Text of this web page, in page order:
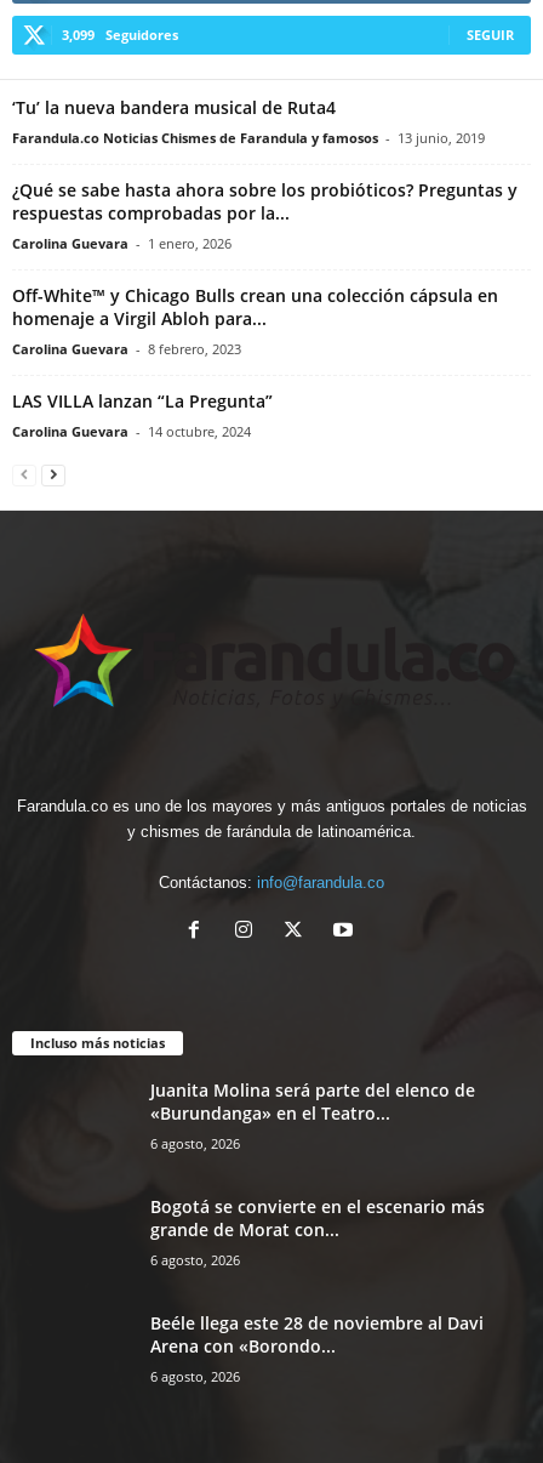
3,099 Seguidores SEGUIR
‘Tu’ la nueva bandera musical de Ruta4
Farandula.co Noticias Chismes de Farandula y famosos - 13 junio, 2019
¿Qué se sabe hasta ahora sobre los probióticos? Preguntas y
respuestas comprobadas por la...
Carolina Guevara - 1 enero, 2026
Off-White™ y Chicago Bulls crean una colección cápsula en
homenaje a Virgil Abloh para...
Carolina Guevara - 8 febrero, 2023
LAS VILLA lanzan “La Pregunta”
Carolina Guevara - 14 octubre, 2024
Farandula.co es uno de los mayores y más antiguos portales de noticias
y chismes de farándula de latinoamérica.
Contáctanos: info@farandula.co
Incluso más noticias
Juanita Molina será parte del elenco de
«Burundanga» en el Teatro...
6 agosto, 2026
Bogotá se convierte en el escenario más
grande de Morat con...
6 agosto, 2026
Beéle llega este 28 de noviembre al Davi
Arena con «Borondo...
6 agosto, 2026